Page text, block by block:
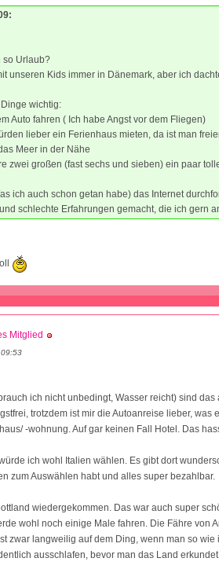
so Urlaub?
unseren Kids immer in Dänemark, aber ich
wichtig:
Auto fahren ( Ich habe Angst vor dem Fliegen)
lieber ein Ferienhaus mieten, da ist man
Meer in der Nähe
zwei großen (fast sechs und sieben) ein paar
ich auch schon getan habe) das Internet
schlechte Erfahrungen gemacht, die ich gern
Mitglied
ich nicht unbedingt, Wasser reicht) sind
trotzdem ist mir die Autoanreise lieber, was
-wohnung. Auf gar keinen Fall Hotel. Das
ich wohl Italien wählen. Es gibt dort
zum Auswählen habt und alles super bezahlbar.
wiedergekommen. Das war auch super
wohl noch einige Male fahren. Die Fähre von
zwar langweilig auf dem Ding, wenn man so
ausschlafen, bevor man das Land